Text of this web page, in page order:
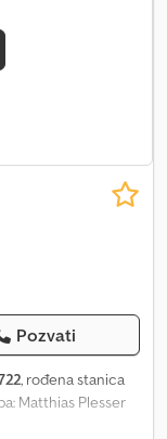
Pozvati
, rođena stanica
Matthias Plesser